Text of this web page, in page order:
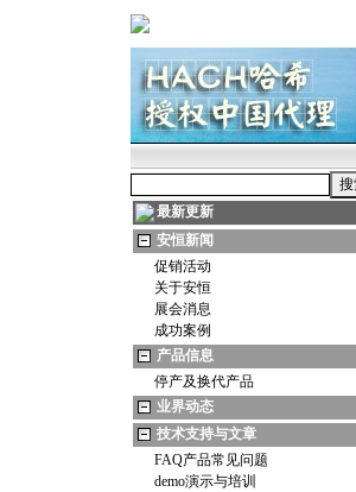
最新更新
安恒新闻
促销活动
关于安恒
展会消息
成功案例
产品信息
停产及换代产品
业界动态
技术支持与文章
FAQ产品常见问题
demo演示与培训